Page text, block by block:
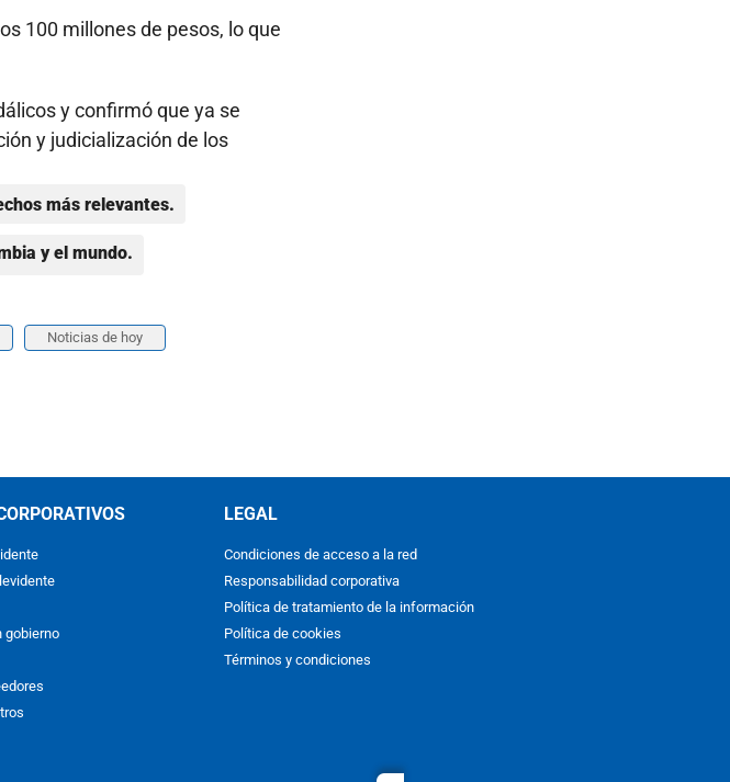
100 millones de pesos, lo que
y confirmó que ya se
y judicialización de los
más relevantes.
y el mundo.
Noticias de hoy
gobierno
LEGAL
Condiciones de acceso a la red
Responsabilidad corporativa
Política de tratamiento de la información
Política de cookies
Términos y condiciones